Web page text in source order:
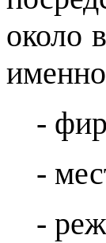
около
-
-
-